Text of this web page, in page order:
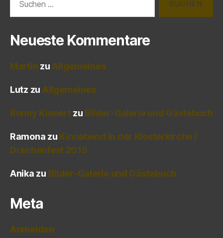
nach:
Neueste Kommentare
Martin zu Allgemeines
Lutz zu Allgemeines
Ronny Kienertzu Bilder-Galerie und Gästebuch
Ramona zu Kinoabend in der Klosterkirche /
Drachenfest 2015
Anika zu Bilder-Galerie und Gästebuch
Meta
Anmelden